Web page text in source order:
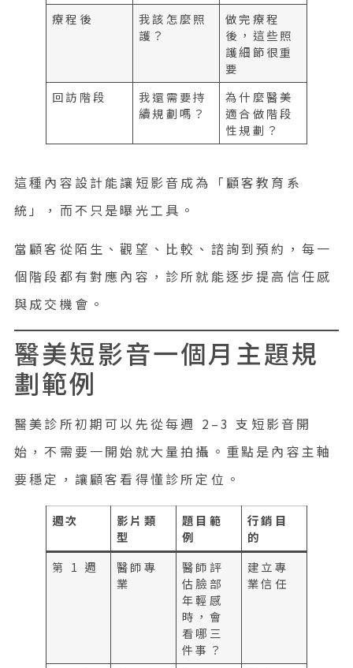
療程後
我該怎麼照
護？
做完療程
後，這些照
護細節很重
要
回訪階段
我還需要持
續規劃嗎？
為什麼醫美
適合做階段
性規劃？
這種內容設計能讓短影音成為「顧客教育系
統」，而不只是曝光工具。
當顧客從陌生、觀望、比較、諮詢到預約，每一
個階段都有對應內容，診所就能逐步提高信任感
與成交機會。
醫美短影音一個月主題規
劃範例
醫美診所初期可以先從每週 2–3 支短影音開
始，不需要一開始就大量拍攝。重點是內容主軸
要穩定，讓顧客看得懂診所定位。
週次
影片類
型
題目範
例
行銷目
的
第 1 週
醫師專
業
醫師評
估臉部
年輕感
時，會
看哪三
件事？
建立專
業信任